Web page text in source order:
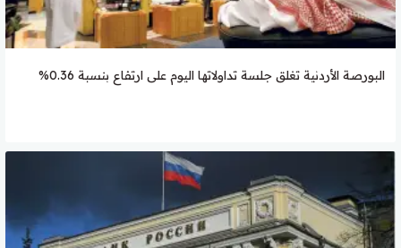
البورصة الأردنية تغلق جلسة تداولاتها اليوم على ارتفاع بنسبة 0.36%